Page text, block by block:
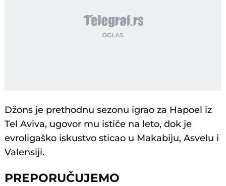
Džons je prethodnu sezonu igrao za Hapoel iz
Tel Aviva, ugovor mu ističe na leto, dok je
evroligaško iskustvo sticao u Makabiju, Asvelu i
Valensiji.
PREPORUČUJEMO